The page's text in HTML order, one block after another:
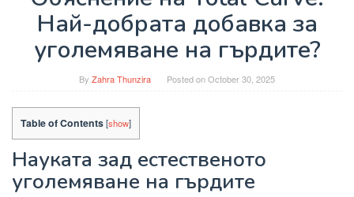
Най-добрата добавка за
уголемяване на гърдите?
By Zahra Thunzira Posted onOctober 30, 2025
Table of Contents[show]
Науката зад естественото
уголемяване на гърдите